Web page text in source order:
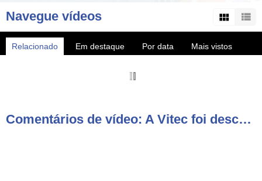
perspetivas
para 2023
Navegue vídeos
Relacionado Em destaque Por data
Mais vistos
Comentários de vídeo: A Vitec foi descobrir como foi 2022 e quais as perspetivas para 2023